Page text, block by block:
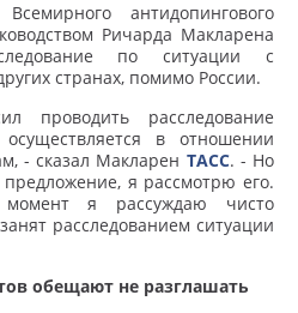
антидопингового
Ричарда Макларена
по ситуации с
странах, помимо России.
проводить расследование
в отношении
- сказал Макларен ТАСС. - Но
я рассмотрю его.
я рассуждаю чисто
расследованием ситуации
обещают не разглашать